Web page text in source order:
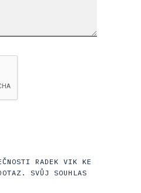
RADEK VIK KE
SVŮJ SOUHLAS